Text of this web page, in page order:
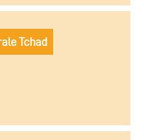
Tchad